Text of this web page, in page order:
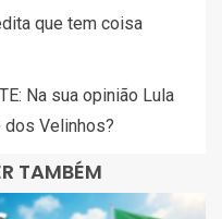
que tem coisa
Na sua opinião Lula
Velinhos?
TAMBÉM